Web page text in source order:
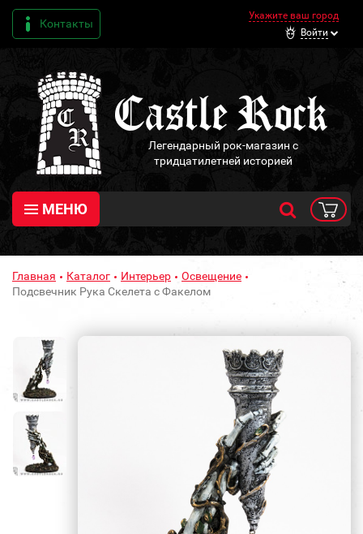
Контакты
Укажите ваш город
Войти
Легендарный рок-магазин с
тридцатилетней историей
МЕНЮ
Главная Каталог Интерьер
Освещение
Подсвечник Рука Скелета с Факелом